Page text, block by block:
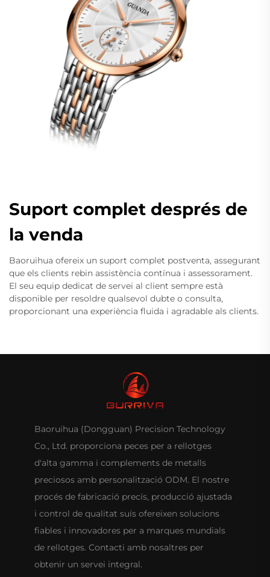
Suport complet després de
la venda
Baoruihua ofereix un suport complet postventa, assegurant
que els clients rebin assistència contínua i assessorament.
El seu equip dedicat de servei al client sempre està
disponible per resoldre qualsevol dubte o consulta,
proporcionant una experiència fluida i agradable als clients.
Baoruihua (Dongguan) Precision Technology
Co., Ltd. proporciona peces per a rellotges
d'alta gamma i complements de metalls
preciosos amb personalització ODM. El nostre
procés de fabricació precís, producció ajustada
i control de qualitat suís ofereixen solucions
fiables i innovadores per a marques mundials
de rellotges. Contacti amb nosaltres per
obtenir un servei integral.